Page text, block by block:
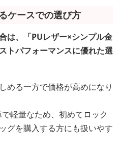
ケースでの選び方
は、「PUレザー×シンプル金
トパフォーマンスに優れた選
める一方で価格が高めになり
軽量なため、初めてロック
グを購入する方にも扱いやす